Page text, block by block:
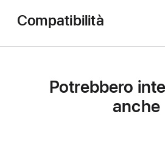
Compatibilità
Potrebbero
anche